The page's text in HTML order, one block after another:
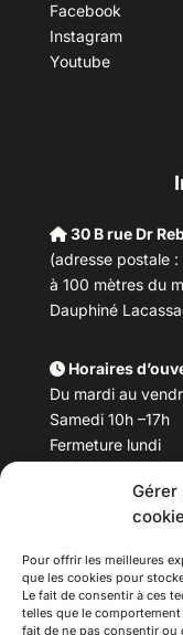
Gérer
Pour offrir les meilleures
que les cookies pour
Le fait de consentir à ces
telles que le
fait de ne pas consentir
Facebook
Instagram
Youtube
30 B rue Dr
(adresse postale
à 100 mètres du
Dauphiné
Horaires
Du mardi au
Samedi 10h –17h
Fermeture lundi
Téléphone :